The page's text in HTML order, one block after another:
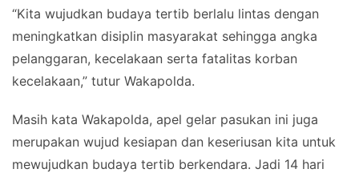
“Kita wujudkan budaya tertib berlalu lintas dengan
meningkatkan disiplin masyarakat sehingga angka
pelanggaran, kecelakaan serta fatalitas korban
kecelakaan,” tutur Wakapolda.
Masih kata Wakapolda, apel gelar pasukan ini juga
merupakan wujud kesiapan dan keseriusan kita untuk
mewujudkan budaya tertib berkendara. Jadi 14 hari